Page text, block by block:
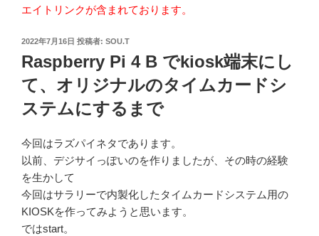
エイトリンクが含まれております。
投
日:
2022年7月16日 投稿者: SOU.T
Raspberry Pi 4 B でkiosk端末にし
て、オリジナルのタイムカードシ
ステムにするまで
今回はラズパイネタであります。
以前、デジサイっぽいのを作りましたが、その時の経験
を生かして
今回はサラリーで内製化したタイムカードシステム用の
KIOSKを作ってみようと思います。
ではstart。